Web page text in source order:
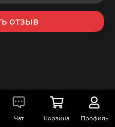
Чат Корзина Профиль
отзыв
нет